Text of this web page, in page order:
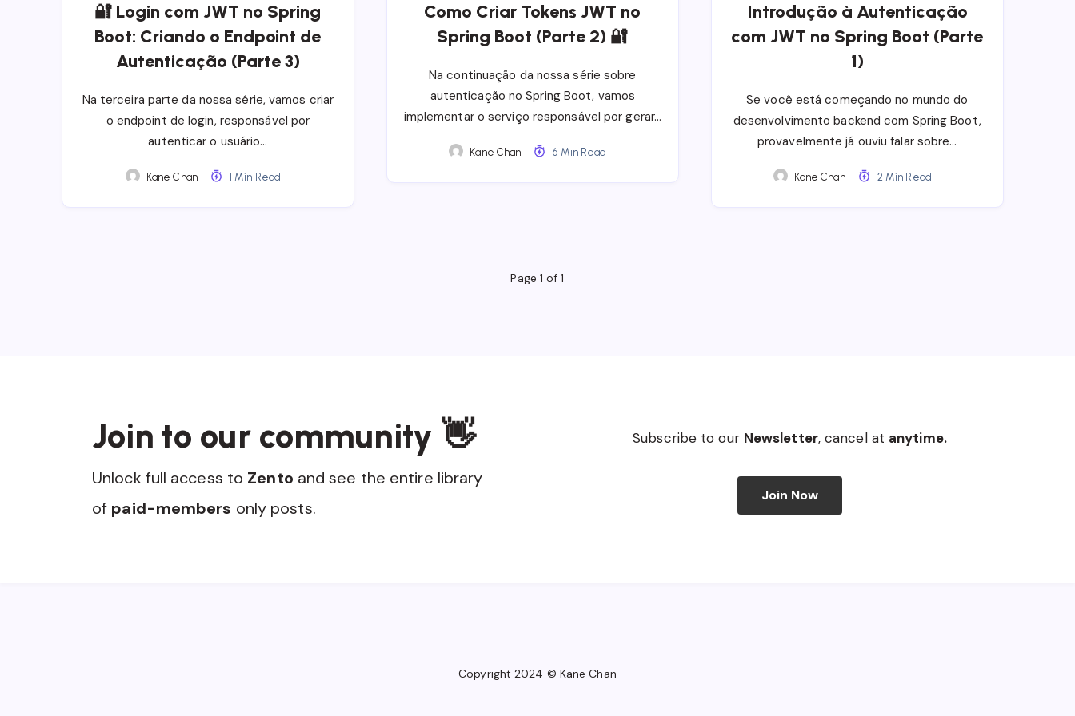
🔐 Login com JWT no Spring
Boot: Criando o Endpoint de
Autenticação (Parte 3)
Na terceira parte da nossa série, vamos criar
o endpoint de login, responsável por
autenticar o usuário…
Kane Chan 1 Min Read
Como Criar Tokens JWT no
Spring Boot (Parte 2) 🔐
Na continuação da nossa série sobre
autenticação no Spring Boot, vamos
implementar o serviço responsável por gerar…
Kane Chan 6 Min Read
Introdução à Autenticação
com JWT no Spring Boot (Parte
1)
Se você está começando no mundo do
desenvolvimento backend com Spring Boot,
provavelmente já ouviu falar sobre…
Kane Chan 2 Min Read
Page 1 of 1
Join to our community 👋
Unlock full access to Zento and see the entire library
of paid-members only posts.
Subscribe to our Newsletter, cancel at anytime.
Join Now
Copyright 2024 © Kane Chan